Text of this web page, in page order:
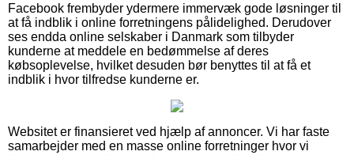
Facebook frembyder ydermere immervæk gode løsninger til
at få indblik i online forretningens pålidelighed. Derudover
ses endda online selskaber i Danmark som tilbyder
kunderne at meddele en bedømmelse af deres
købsoplevelse, hvilket desuden bør benyttes til at få et
indblik i hvor tilfredse kunderne er.
Websitet er finansieret ved hjælp af annoncer. Vi har faste
samarbejder med en masse online forretninger hvor vi